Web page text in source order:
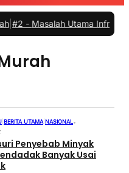
Masalah Utama Infrastruktur
BERITA UTAMA NASIONAL•
Penyebab Minyak
Banyak Usai